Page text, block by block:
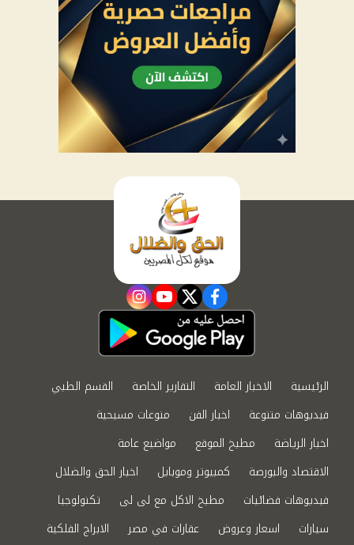
facebook
twitter
youtube
instagram
الرئيسية الاخبار العامة التقارير الخاصة
القسم الطبي
فيديوهات متنوعة
اخبار الفن
منوعات مسيحية
اخبار الرياضة
مطبخ الموقع
مواضيع عامة
الاقتصاد والبورصة
كمبيوتر وموبايل
اخبار الحق والضلال
فيديوهات فضائيات
مطبخ الاكل مع لى لى
تكنولوجيا
سيارات
اسعار وعروض عقارات في مصر الابراج الفلكية